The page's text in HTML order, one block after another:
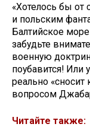
«Хотелось бы от
и польским
Балтийское
забудьте
военную
поубавится! Или
реально «сносит
вопросом
Читайте также: